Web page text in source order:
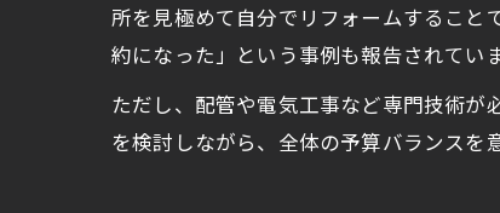
所を見極めて自分でリフォームすること
約になった」という事例も報告されていま
ただし、配管や電気工事など専門技術が
を検討しながら、全体の予算バランスを